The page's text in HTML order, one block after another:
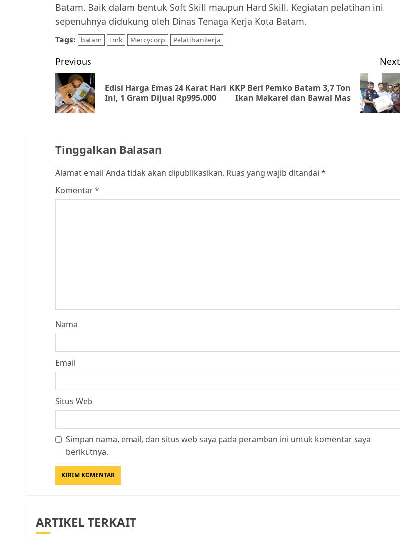
Batam. Baik dalam bentuk Soft Skill maupun Hard Skill. Kegiatan pelatihan ini
sepenuhnya didukung oleh Dinas Tenaga Kerja Kota Batam.
Tags: batam Imk Mercycorp Pelatihankerja
Post
navigation
Previous
Previous
post:
Edisi Harga Emas 24 Karat Hari
Ini, 1 Gram Dijual Rp995.000
Next
Next
post:
KKP Beri Pemko Batam 3,7 Ton
Ikan Makarel dan Bawal Mas
Tinggalkan Balasan
Alamat email Anda tidak akan dipublikasikan. Ruas yang wajib ditandai *
Komentar*
Nama
Email
Situs Web
Simpan nama, email, dan situs web saya pada peramban ini untuk komentar saya
berikutnya.
ARTIKEL TERKAIT